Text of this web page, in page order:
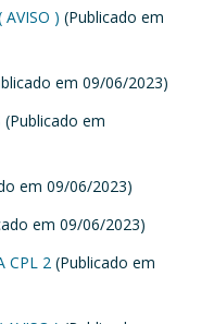
AVISO ) (Publicado em
em 09/06/2023)
(Publicado em
em 09/06/2023)
em 09/06/2023)
CPL 2 (Publicado em